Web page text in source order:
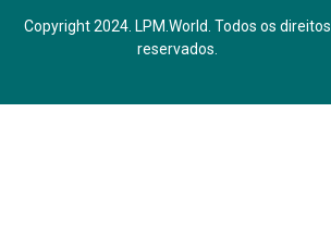
Copyright 2024. LPM.World. Todos os direitos
reservados.